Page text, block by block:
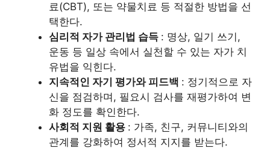
료(CBT), 또는 약물치료 등 적절한 방법을 선
택한다.
심리적 자가 관리법 습득 : 명상, 일기 쓰기,
운동 등 일상 속에서 실천할 수 있는 자가 치
유법을 익힌다.
지속적인 자기 평가와 피드백 : 정기적으로 자
신을 점검하며, 필요시 검사를 재평가하여 변
화 정도를 확인한다.
사회적 지원 활용 : 가족, 친구, 커뮤니티와의
관계를 강화하여 정서적 지지를 받는다.